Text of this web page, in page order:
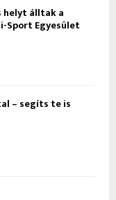
helyt álltak a
Sport Egyesület
– segíts te is